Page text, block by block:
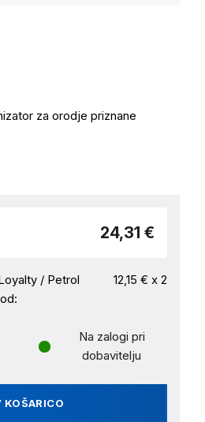
za orodje priznane
24,31 €
/ Petrol
12,15 € x 2
KOŠARICO
Na zalogi pri
dobavitelju